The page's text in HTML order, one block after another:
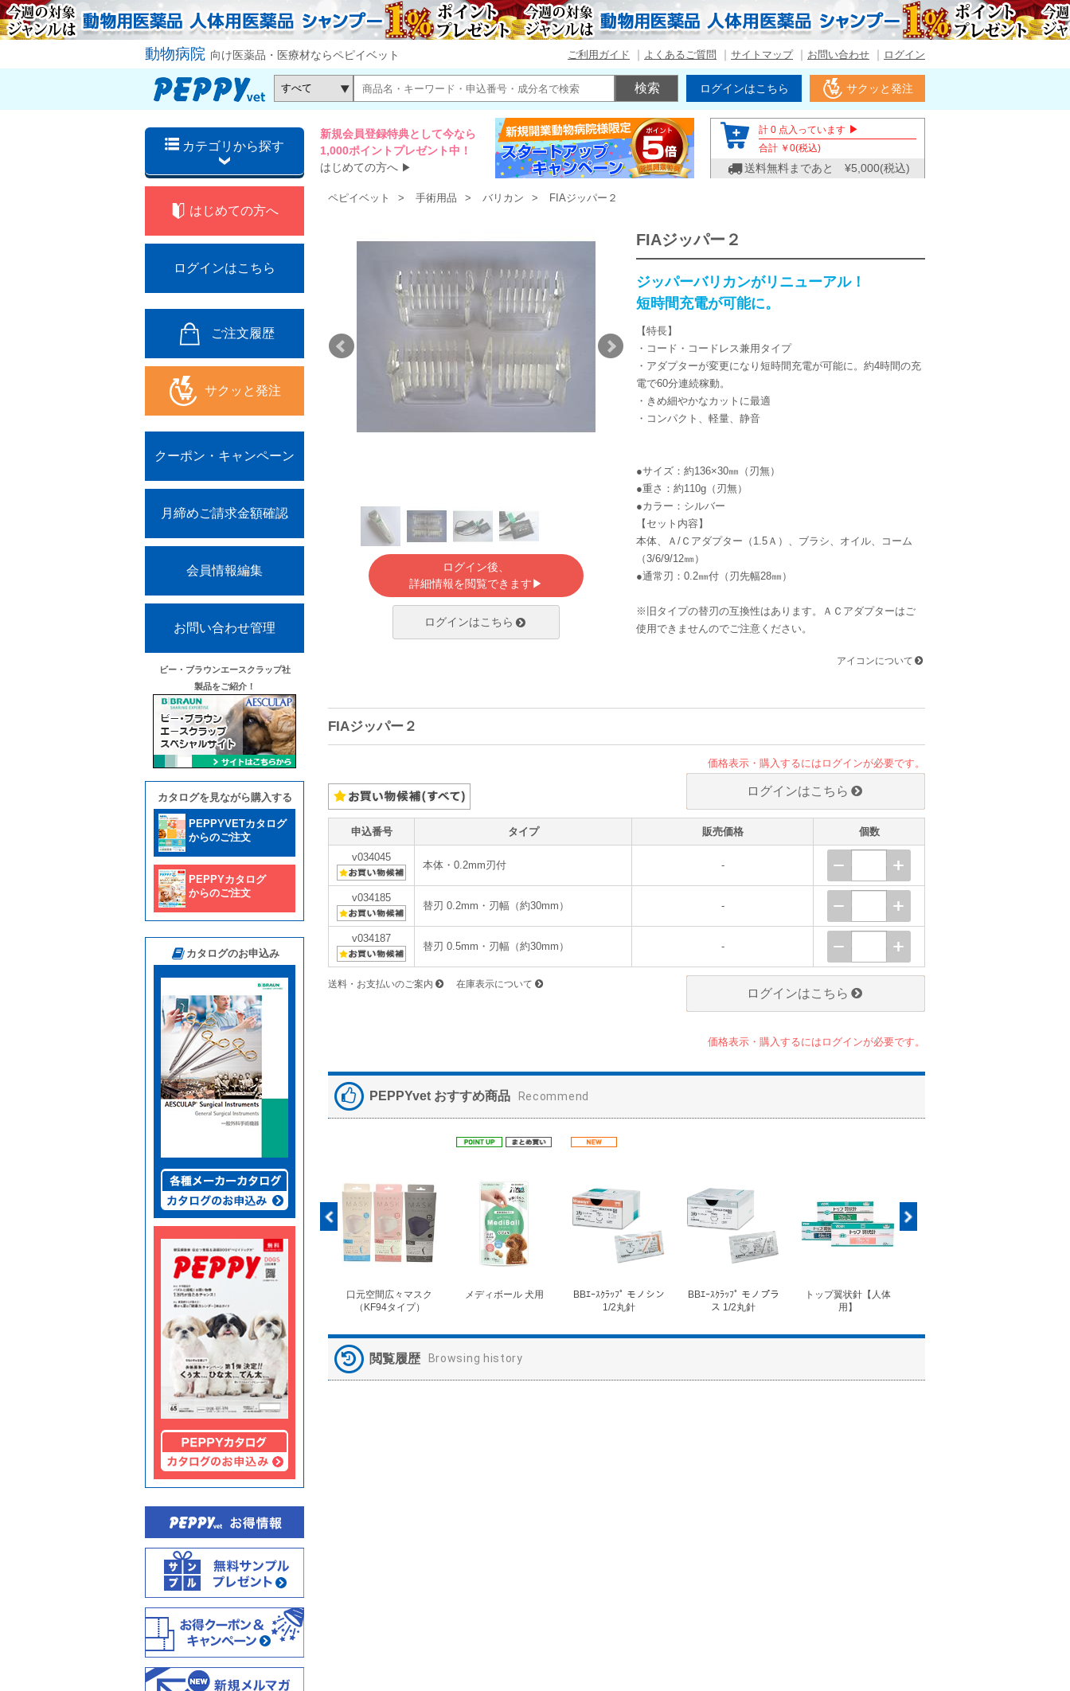
動物病院 向け医薬品・医療材ならペピイベット ご利用ガイド よくあるご質問 サイトマップ お問い合わせ ログイン
ログインはこちら サクッと発注
カテゴリから探す
新規会員登録特典として今なら
1,000ポイントプレゼント中！
はじめての方へ ▶
計 0 点入っています ▶
合計 ￥ 0(税込)
送料無料まであと ¥5,000(税込)
はじめての方へ
ログインはこちら
ご注文履歴
サクッと発注
クーポン・キャンペーン
月締めご請求金額確認
会員情報編集
お問い合わせ管理
ビー・ブラウンエースクラップ社
製品をご紹介！
カタログを見ながら購入する
PEPPYVETカタログ
からのご注文
PEPPYカタログ
からのご注文
カタログのお申込み
ペピイベット 手術用品 バリカン FIAジッパー２
ログイン後、
詳細情報を閲覧できます▶
ログインはこちら
FIAジッパー２
ジッパーバリカンがリニューアル！
短時間充電が可能に。
【特長】
・コード・コードレス兼用タイプ
・アダプターが変更になり短時間充電が可能に。約4時間の充
電で60分連続稼動。
・きめ細やかなカットに最適
・コンパクト、軽量、静音
●サイズ：約136×30㎜（刃無）
●重さ：約110g（刃無）
●カラー：シルバー
【セット内容】
本体、Ａ/Ｃアダプター（1.5Ａ）、ブラシ、オイル、コーム
（3/6/9/12㎜）
●通常刃：0.2㎜付（刃先幅28㎜）
※旧タイプの替刃の互換性はあります。ＡＣアダプターはご
使用できませんのでご注意ください。
アイコンについて
FIAジッパー２
価格表示・購入するにはログインが必要です。
ログインはこちら
申込番号 タイプ 販売価格 個数
v034045
本体・0.2mm刃付 -
v034185
替刃 0.2mm・刃幅（約30mm） -
v034187
替刃 0.5mm・刃幅（約30mm） -
送料・お支払いのご案内 在庫表示について
ログインはこちら
価格表示・購入するにはログインが必要です。
PEPPYvet おすすめ商品 Recommend
◆劇)ｲｿﾌﾙﾗﾝ吸入麻酔
液｢VTRS｣ ｳﾞｨｱﾄﾘｽ...
ツ）
口元空間広々マスク
（KF94タイプ）
メディボール 犬用
BBｴｰｽｸﾗｯﾌﾟ モノシン
1/2丸針
BBｴｰｽｸﾗｯﾌﾟ モノプラ
ス 1/2丸針
トップ翼状針【人体
用】
閲覧履歴 Browsing history